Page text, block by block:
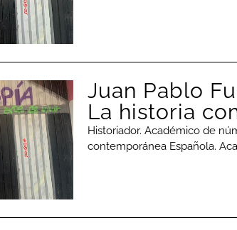
Juan Pablo
La historia
Historiador. Académico de
contemporánea Española.